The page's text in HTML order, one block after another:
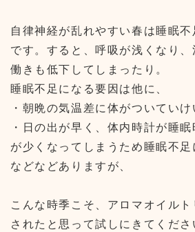
自律神経が乱れやすい春は睡眠
です。すると、呼吸が浅くなり
働きも低下してしまったり。
睡眠不足になる要因は他に、
・朝晩の気温差に体がついていけ
・日の出が早く、体内時計が睡
が少くなってしまうため睡眠不足
などなどありますが、
こんな時季こそ、アロマオイル
されたと思って試しにきてくださ